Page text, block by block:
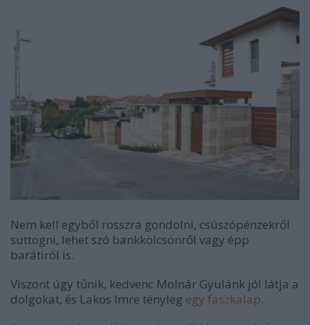
Nem kell egyből rosszra gondolni, csúszópénzekről
suttogni, lehet szó bankkölcsönről vagy épp
barátiról is.
Viszont úgy tűnik, kedvenc Molnár Gyulánk jól látja a
dolgokat, és Lakos Imre tényleg egy faszkalap.